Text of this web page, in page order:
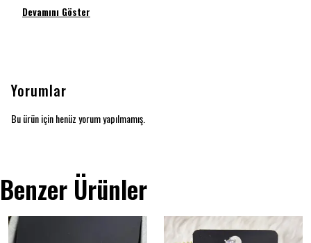
Devamını Göster
Yorumlar
Bu ürün için henüz yorum yapılmamış.
Benzer Ürünler